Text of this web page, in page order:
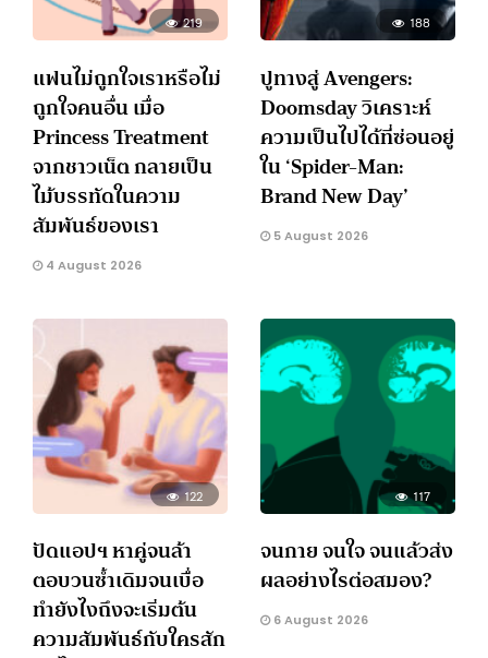
219
แฟนไม่ถูกใจเราหรือไม่
ถูกใจคนอื่น เมื่อ
Princess Treatment
จากชาวเน็ต กลายเป็น
ไม้บรรทัดในความ
สัมพันธ์ของเรา
4 August 2026
188
ปูทางสู่ Avengers:
Doomsday วิเคราะห์
ความเป็นไปได้ที่ซ่อนอยู่
ใน ‘Spider-Man:
Brand New Day’
5 August 2026
122
ปัดแอปฯ หาคู่จนล้า
ตอบวนซ้ำเดิมจนเบื่อ
ทำยังไงถึงจะเริ่มต้น
ความสัมพันธ์กับใครสัก
117
จนกาย จนใจ จนแล้วส่ง
ผลอย่างไรต่อสมอง?
6 August 2026